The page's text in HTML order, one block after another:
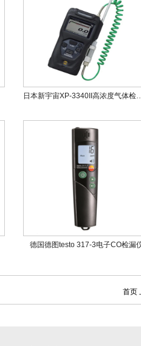
日本新宇宙XP-
德国德图testo 317-3电子CO检漏
首页